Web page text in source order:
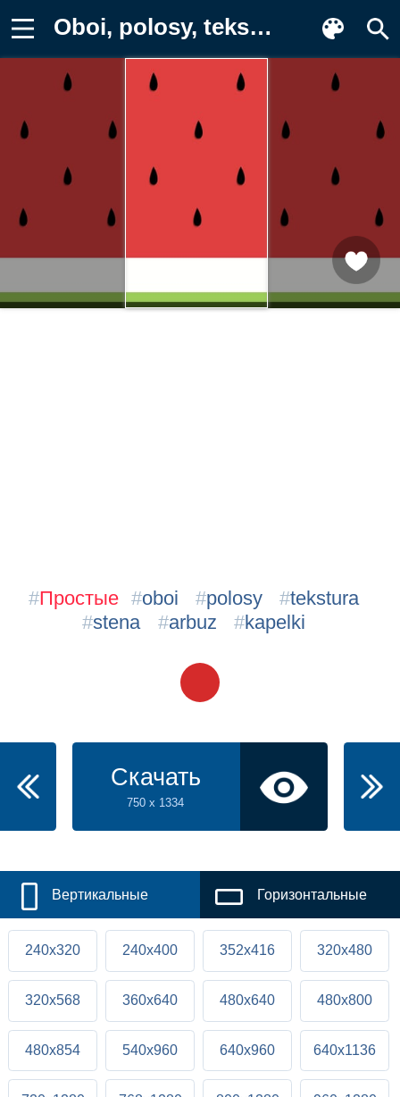
Oboi, polosy, tekstura, stena, arbuz Фон для телефона
#Простые #oboi #polosy #tekstura
#stena #arbuz #kapelki
Скачать
750 x 1334
Вертикальные Горизонтальные
240x320 240x400 352x416 320x480
320x568 360x640 480x640 480x800
480x854 540x960 640x960 640x1136